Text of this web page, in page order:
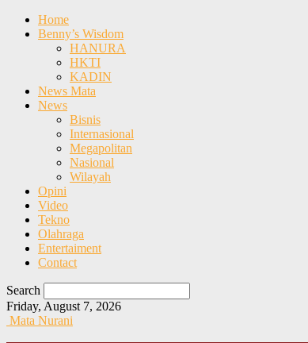
Home
Benny’s Wisdom
HANURA
HKTI
KADIN
News Mata
News
Bisnis
Internasional
Megapolitan
Nasional
Wilayah
Opini
Video
Tekno
Olahraga
Entertaiment
Contact
Search
Friday, August 7, 2026
Mata Nurani